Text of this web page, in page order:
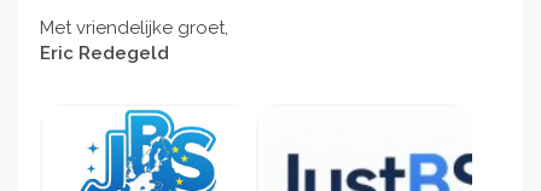
Met vriendelijke groet,
Eric Redegeld